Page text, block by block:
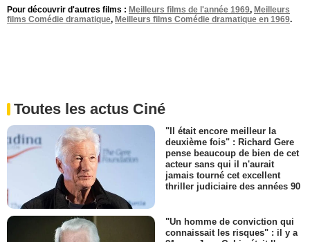
Pour découvrir d'autres films : Meilleurs films de l'année 1969, Meilleurs
films Comédie dramatique, Meilleurs films Comédie dramatique en 1969.
Toutes les actus Ciné
"Il était encore meilleur la
deuxième fois" : Richard Gere
pense beaucoup de bien de cet
acteur sans qui il n'aurait
jamais tourné cet excellent
thriller judiciaire des années 90
"Un homme de conviction qui
connaissait les risques" : il y a